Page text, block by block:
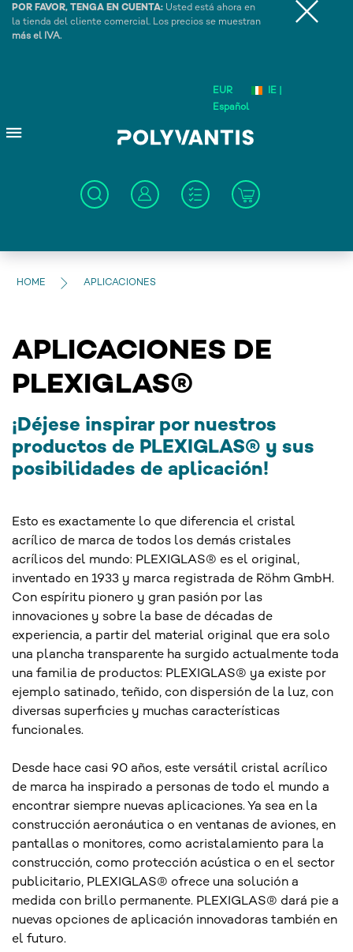
POR FAVOR, TENGA EN CUENTA: Usted está ahora en
la tienda del cliente comercial. Los precios se muestran
más el IVA.
EUR
IE |
Español
HOME APLICACIONES
APLICACIONES DE
PLEXIGLAS®
¡Déjese inspirar por nuestros
productos de PLEXIGLAS® y sus
posibilidades de aplicación!
Esto es exactamente lo que diferencia el cristal
acrílico de marca de todos los demás cristales
acrílicos del mundo: PLEXIGLAS® es el original,
inventado en 1933 y marca registrada de Röhm GmbH.
Con espíritu pionero y gran pasión por las
innovaciones y sobre la base de décadas de
experiencia, a partir del material original que era solo
una plancha transparente ha surgido actualmente toda
una familia de productos: PLEXIGLAS® ya existe por
ejemplo satinado, teñido, con dispersión de la luz, con
diversas superficies y muchas características
funcionales.
Desde hace casi 90 años, este versátil cristal acrílico
de marca ha inspirado a personas de todo el mundo a
encontrar siempre nuevas aplicaciones. Ya sea en la
construcción aeronáutica o en ventanas de aviones, en
pantallas o monitores, como acristalamiento para la
construcción, como protección acústica o en el sector
publicitario, PLEXIGLAS® ofrece una solución a
medida con brillo permanente. PLEXIGLAS® dará pie a
nuevas opciones de aplicación innovadoras también en
el futuro.